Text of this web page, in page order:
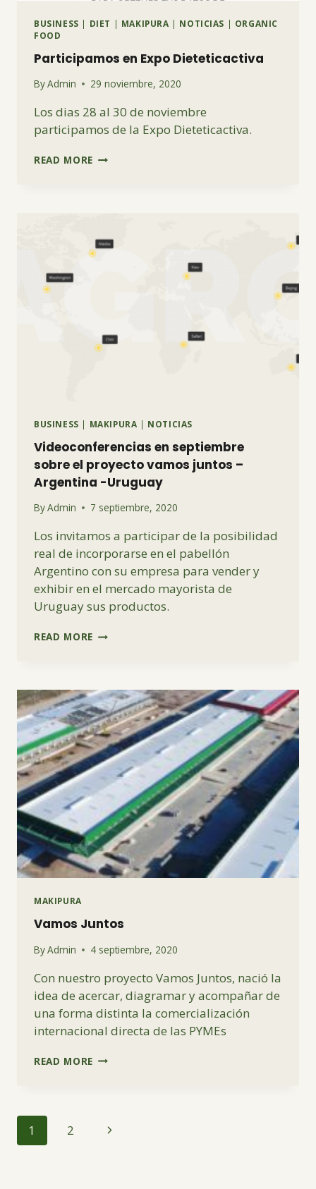
BUSINESS | DIET | MAKIPURA | NOTICIAS | ORGANIC
FOOD
Participamos en Expo Dieteticactiva
ByAdmin 29 noviembre, 2020
Los dias 28 al 30 de noviembre
participamos de la Expo Dieteticactiva.
READ MORE PARTICIPAMOS
BUSINESS | MAKIPURA | NOTICIAS
Videoconferencias en septiembre
sobre el proyecto vamos juntos –
Argentina -Uruguay
ByAdmin 7 septiembre, 2020
Los invitamos a participar de la posibilidad
real de incorporarse en el pabellón
Argentino con su empresa para vender y
exhibir en el mercado mayorista de
Uruguay sus productos.
READ MORE VIDEOCONFERENCIAS
EL
PROYECTO
VAMOS
JUNTOS
–
ARGENTINA
-
URUGUAY
MAKIPURA
Vamos Juntos
ByAdmin 4 septiembre, 2020
Con nuestro proyecto Vamos Juntos, nació la
idea de acercar, diagramar y acompañar de
una forma distinta la comercialización
internacional directa de las PYMEs
READ MORE VAMOS
Page
navigation
1 2
Next